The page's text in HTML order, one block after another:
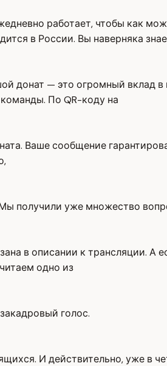
работает, чтобы как
в России. Вы наверняка
донат — это огромный вклад
По QR-коду на
Ваше сообщение
получили уже множество
в описании к трансляции. А
одно из
голос.
И действительно, уже в